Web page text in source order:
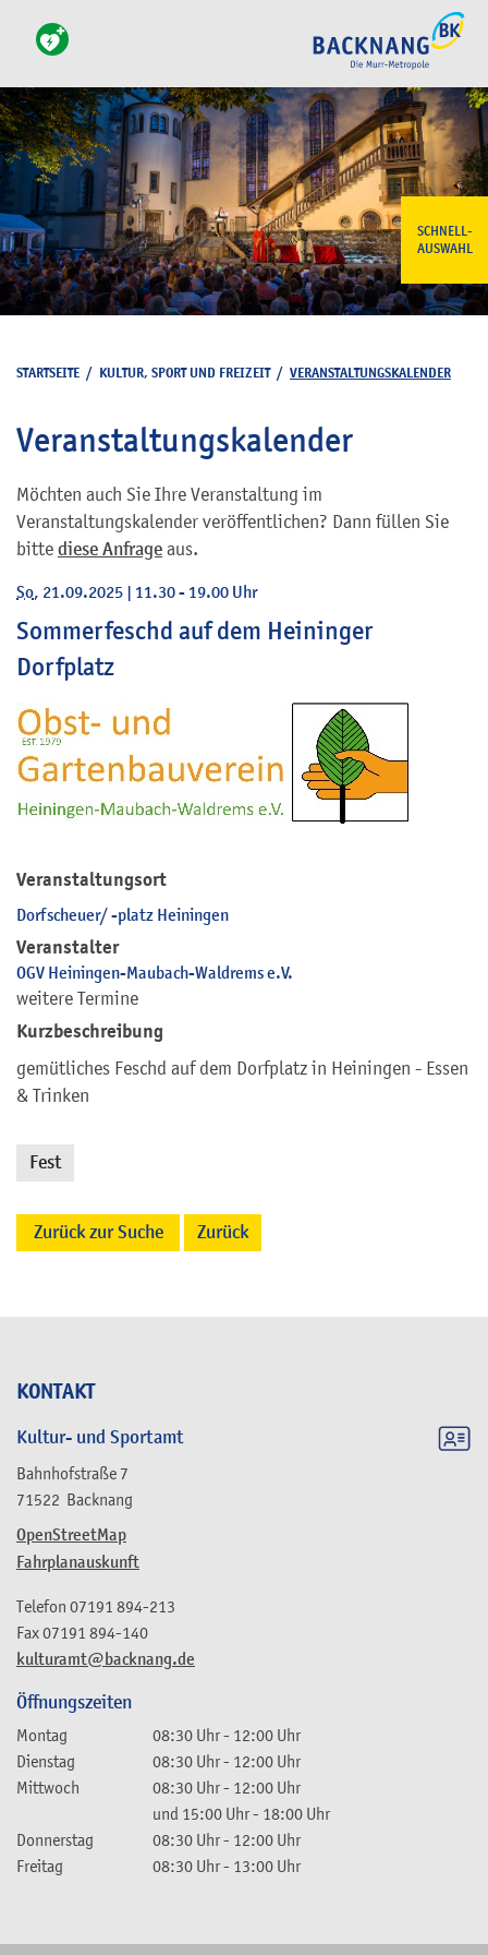
SCHNELL-
AUSWAHL
KONTAKT
Kultur- und Sportamt
Bahnhofstraße 7
71522 Backnang
OpenStreetMap
Fahrplanauskunft
kulturamt@backnang.de
Telefon 07191 894-213
Fax07191 894-140
Öffnungszeiten
Montag 08:30 Uhr- 12:00 Uhr
Dienstag
08:30 Uhr- 12:00 Uhr
Mittwoch
08:30 Uhr- 12:00 Uhr
und 15:00 Uhr- 18:00 Uhr
Donnerstag
08:30 Uhr- 12:00 Uhr
Freitag
08:30 Uhr- 13:00 Uhr
STARTSEITE / KULTUR, SPORT UND FREIZEIT/ VERANSTALTUNGSKALENDER
Veranstaltungskalender
Möchten auch Sie Ihre Veranstaltung im
Veranstaltungskalender veröffentlichen? Dann füllen Sie
bitte diese Anfrage aus.
So, 21.09.2025 | 11.30 - 19.00 Uhr
Sommerfeschd auf dem Heininger
Dorfplatz
Veranstaltungsort
Dorfscheuer/ -platz Heiningen
Veranstalter
OGV Heiningen-Maubach-Waldrems e.V.
weitere Termine
Kurzbeschreibung
gemütliches Feschd auf dem Dorfplatz in Heiningen - Essen
& Trinken
Fest
Zurück zur Suche Zurück